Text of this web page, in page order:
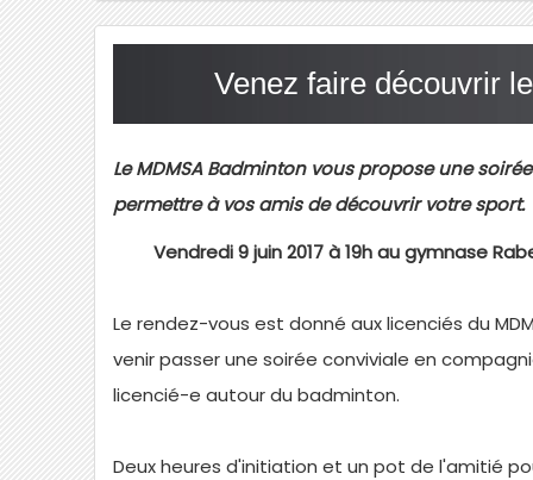
Venez faire découvrir
Le MDMSA Badminton vous propose une
permettre à vos amis de découvrir votre sport.
Vendredi 9 juin 2017 à 19h au gymnase
Le rendez-vous est donné aux licenciés du
venir passer une soirée conviviale en
licencié-e autour du badminton.
Deux heures d'initiation et un pot de l'amitié